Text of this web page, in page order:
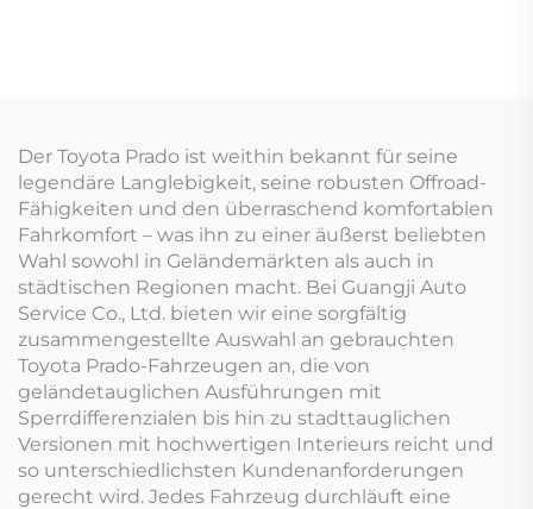
Der Toyota Prado ist weithin bekannt für seine
legendäre Langlebigkeit, seine robusten Offroad-
Fähigkeiten und den überraschend komfortablen
Fahrkomfort – was ihn zu einer äußerst beliebten
Wahl sowohl in Geländemärkten als auch in
städtischen Regionen macht. Bei Guangji Auto
Service Co., Ltd. bieten wir eine sorgfältig
zusammengestellte Auswahl an gebrauchten
Toyota Prado-Fahrzeugen an, die von
geländetauglichen Ausführungen mit
Sperrdifferenzialen bis hin zu stadttauglichen
Versionen mit hochwertigen Interieurs reicht und
so unterschiedlichsten Kundenanforderungen
gerecht wird. Jedes Fahrzeug durchläuft eine